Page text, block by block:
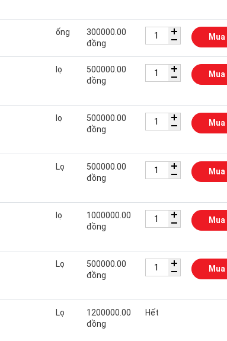
ống
300000.00
đồng
lọ
500000.00
đồng
lọ
500000.00
đồng
Lọ
500000.00
đồng
lọ
1000000.00
đồng
Lọ
500000.00
đồng
Lọ
1200000.00
đồng
Hết